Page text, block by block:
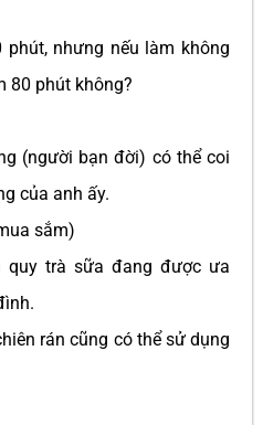
nhưng nếu làm không
80 phút không?
(người bạn đời) có thể coi
của anh ấy.
sắm)
quy trà sữa đang được ưa
rán cũng có thể sử dụng